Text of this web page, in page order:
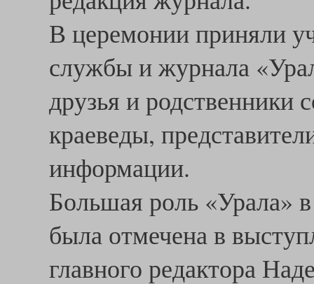
В церемонии приняли
службы и журнала
друзья и родственники
краеведы,
информации.
Большая роль «Урала»
была отмечена в
главного редактора